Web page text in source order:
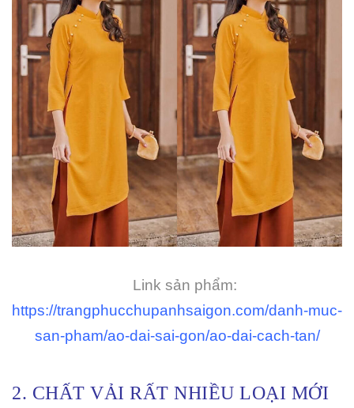
Link sản phẩm:
https://trangphucchupanhsaigon.com/danh-muc-
san-pham/ao-dai-sai-gon/ao-dai-cach-tan/
2. CHẤT VẢI RẤT NHIỀU LOẠI MỚI